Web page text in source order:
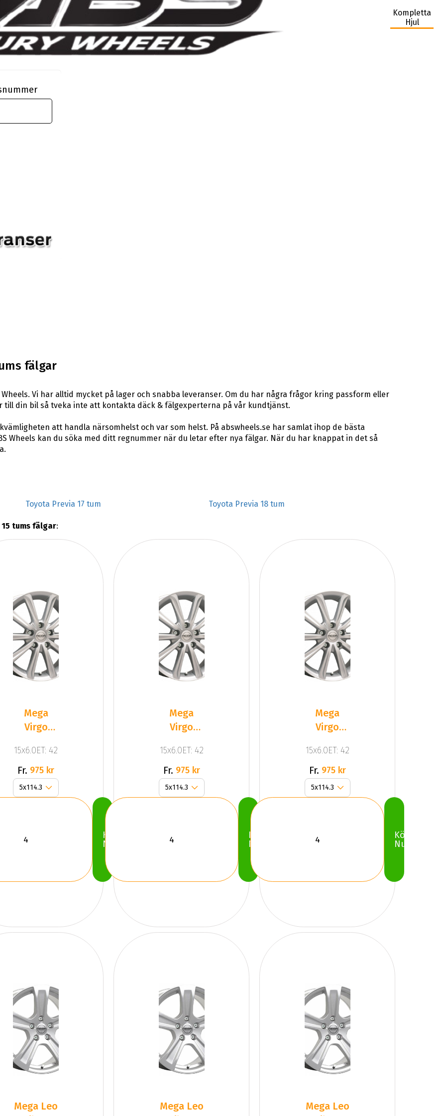
Kompletta
Hjul
fälgar
Wheels. Vi har alltid mycket på lager och snabba leveranser. Om du har några frågor kring passform eller
din bil så tveka inte att kontakta däck & fälgexperterna på vår kundtjänst.
att handla närsomhelst och var som helst. På abswheels.se har samlat ihop de bästa
Wheels kan du söka med ditt regnummer när du letar efter nya fälgar. När du har knappat in det så
Toyota Previa 17 tum Toyota Previa 18 tum
tums fälgar:
Mega
Virgo
15x6.0ET: 42
Fr. 975 kr
Köp
Nu
Mega
Virgo
15x6.0ET: 42
Fr. 975 kr
Köp
Nu
Mega
Virgo
15x6.0ET: 42
Fr. 975 kr
Köp
Nu
Mega Leo
Mega Leo
Mega Leo